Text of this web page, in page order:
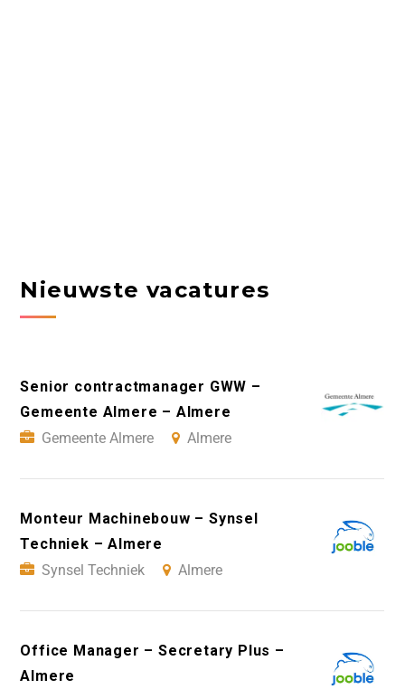
Nieuwste vacatures
Senior contractmanager GWW –
Gemeente Almere – Almere
Gemeente Almere
Almere
Monteur Machinebouw – Synsel
Techniek – Almere
Synsel Techniek
Almere
Office Manager – Secretary Plus –
Almere